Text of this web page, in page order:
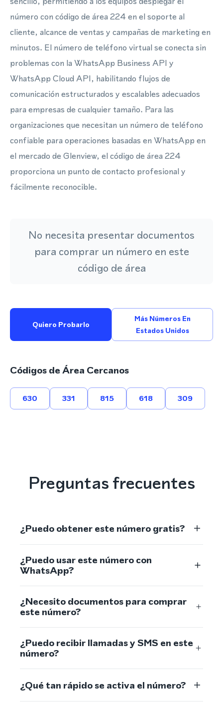
número con código de área 224 en el soporte al
cliente, alcance de ventas y campañas de marketing en
minutos. El número de teléfono virtual se conecta sin
problemas con la WhatsApp Business API y
WhatsApp Cloud API, habilitando flujos de
comunicación estructurados y escalables adecuados
para empresas de cualquier tamaño. Para las
organizaciones que necesitan un número de teléfono
confiable para operaciones basadas en WhatsApp en
el mercado de Glenview, el código de área 224
proporciona un punto de contacto profesional y
fácilmente reconocible.
No necesita presentar documentos
para comprar un número en este
código de área
Quiero Probarlo
Más Números En
Estados Unidos
Códigos de Área Cercanos
630 331 815 618 309
Preguntas frecuentes
¿Puedo obtener este número gratis?
¿Puedo usar este número con
WhatsApp?
¿Necesito documentos para comprar
este número?
¿Puedo recibir llamadas y SMS en este
número?
¿Qué tan rápido se activa el número?